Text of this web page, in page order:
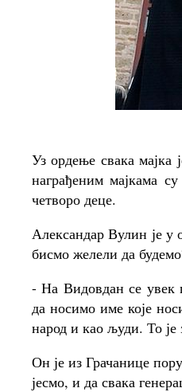
Уз ордење свака мајка
награђеним мајкама
четворо деце.
Александар Вулин је у
бисмо желели да
- На Видовдан се увек
да носимо име које
народ и као људи. То
Он је из Грачанице
јесмо, и да свака